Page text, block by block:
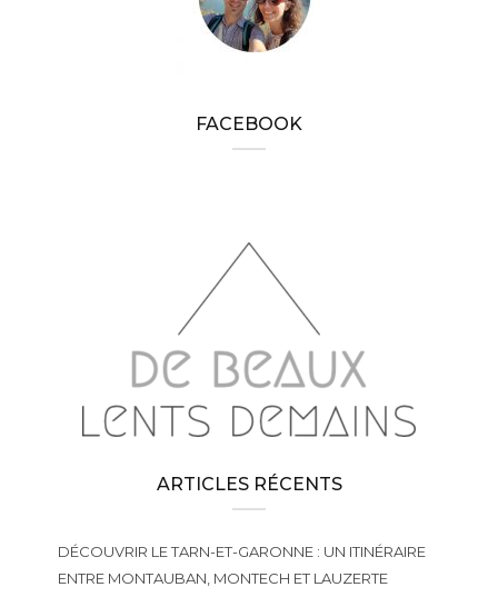
FACEBOOK
ARTICLES RÉCENTS
DÉCOUVRIR LE TARN-ET-GARONNE : UN ITINÉRAIRE
ENTRE MONTAUBAN, MONTECH ET LAUZERTE